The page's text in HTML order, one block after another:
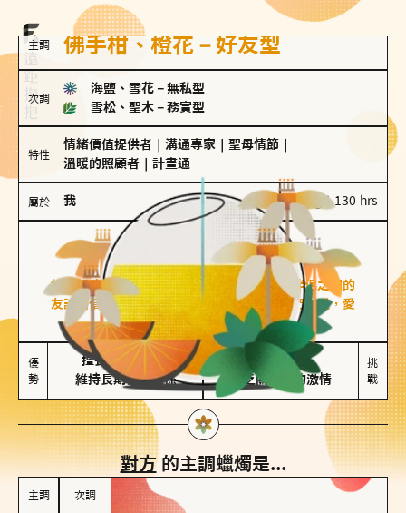
主調 佛手柑、橙花－好友型
次調
海鹽、雪花 － 無私型
雪松、聖木 － 務實型
特性
情緒價值提供者 溝通專家 聖母情節
溫暖的照顧者
計畫通
屬於 我 100 g｜130 hrs
好友型
佛手柑、橙花
好友型的人喜歡分享生活中的點滴，重視與伴侶之間的
友誼和信任，穩定感是重要的關鍵詞。對他們來說，愛
情是心靈深處的共鳴和理解。
優
勢
擅長聆聽與溝通
維持長期穩定關係
不喜歡變化
缺乏關係中的激情
挑
戰
對方的主調蠟燭是...
主調 次調